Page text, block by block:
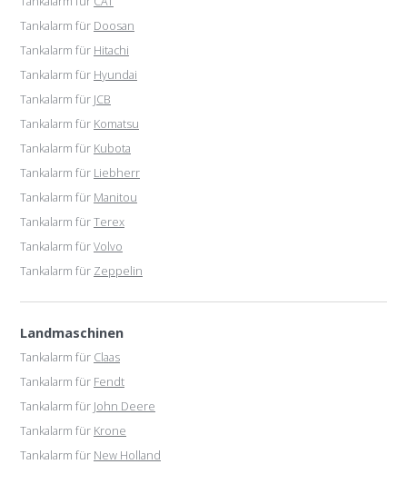
Tankalarm für Doosan
Tankalarm für Hitachi
Tankalarm für Hyundai
Tankalarm für JCB
Tankalarm für Komatsu
Tankalarm für Kubota
Tankalarm für Liebherr
Tankalarm für Manitou
Tankalarm fürTerex
Tankalarm fürVolvo
Tankalarm für Zeppelin
Landmaschinen
Tankalarm für Claas
Tankalarm für Fendt
Tankalarm für John Deere
Tankalarm für Krone
Tankalarm für New Holland